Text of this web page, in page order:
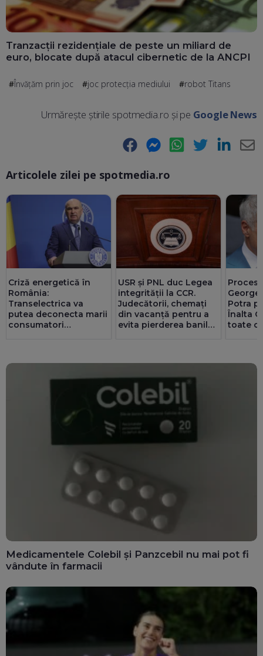
Tranzacții rezidențiale de peste un miliard de
euro, blocate după atacul cibernetic de la ANCPI
Învățăm prin joc joc protecția mediului robot Titans
Urmărește știrile spotmedia.ro și pe Google News
Facebook Messenger WhatsApp Twitter LinkedIn
Articolele zilei pe spotmedia.ro
Criză energetică în
România:
Transelectrica va
putea deconecta marii
consumatori
afectate
USR și PNL duc Legea
integrității la CCR.
Judecătorii, chemați
din vacanță pentru a
evita pierderea banilor
Potra
Înalta
toate
Medicamentele Colebil și Panzcebil nu mai pot fi
vândute în farmacii